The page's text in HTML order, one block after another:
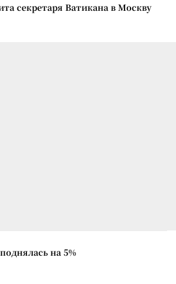
секретаря Ватикана в Москву
на 5%